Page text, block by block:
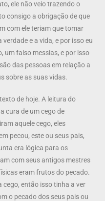
ele não veio trazendo o
consigo a obrigação de que
com ele teriam que tomar
verdade e a vida, e por isso eu
um falso messias, e por isso
das pessoas em relação a
sobre as suas vidas.
de hoje. A leitura do
cura de um cego de
aquele cego, eles
pecou, este ou seus pais,
era lógica para os
com seus antigos mestres
eram frutos do pecado.
cego, então isso tinha a ver
o pecado dos seus pais ou